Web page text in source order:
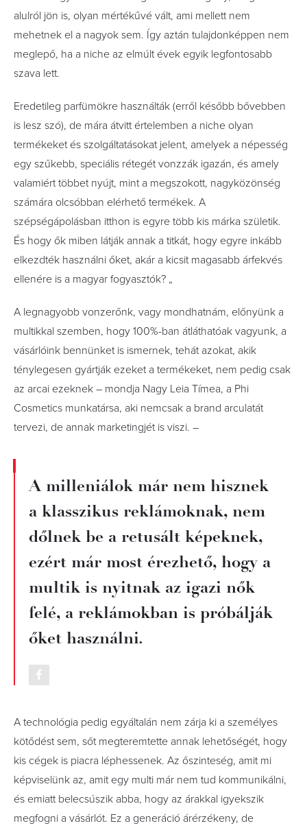
alulról jön is, olyan mértékűvé vált, ami mellett nem
mehetnek el a nagyok sem. Így aztán tulajdonképpen nem
meglepő, ha a niche az elmúlt évek egyik legfontosabb
szava lett.
Eredetileg parfümökre használták (erről később bővebben
is lesz szó), de mára átvitt értelemben a niche olyan
termékeket és szolgáltatásokat jelent, amelyek a népesség
egy szűkebb, speciális rétegét vonzzák igazán, és amely
valamiért többet nyújt, mint a megszokott, nagyközönség
számára olcsóbban elérhető termékek. A
szépségápolásban itthon is egyre több kis márka születik.
És hogy ők miben látják annak a titkát, hogy egyre inkább
elkezdték használni őket, akár a kicsit magasabb árfekvés
ellenére is a magyar fogyasztók? „
A legnagyobb vonzerőnk, vagy mondhatnám, előnyünk a
multikkal szemben, hogy 100%-ban átláthatóak vagyunk, a
vásárlóink bennünket is ismernek, tehát azokat, akik
ténylegesen gyártják ezeket a termékeket, nem pedig csak
az arcai ezeknek – mondja Nagy Leia Tímea, a Phi
Cosmetics munkatársa, aki nemcsak a brand arculatát
tervezi, de annak marketingjét is viszi. –
A milleniálok már nem hisznek
a klasszikus reklámoknak, nem
dőlnek be a retusált képeknek,
ezért már most érezhető, hogy a
multik is nyitnak az igazi nők
felé, a reklámokban is próbálják
őket használni.
A technológia pedig egyáltalán nem zárja ki a személyes
kötődést sem, sőt megteremtette annak lehetőségét, hogy
kis cégek is piacra léphessenek. Az őszinteség, amit mi
képviselünk az, amit egy multi már nem tud kommunikálni,
és emiatt belecsúszik abba, hogy az árakkal igyekszik
megfogni a vásárlót. Ez a generáció árérzékeny, de